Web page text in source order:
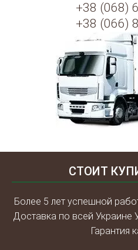
+38 (068)
+38 (066)
СТОИТ
Более 5 лет успешной
Доставка по всей
Гарантия